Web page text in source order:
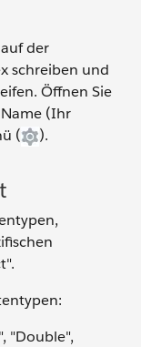
der
schreiben und
Öffnen Sie
(Ihr
(
).
"Double",